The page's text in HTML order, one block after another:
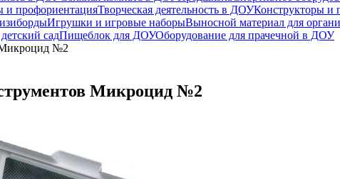
профориентацияТворческая деятельность в ДОУКонструкторы и
Игрушки и игровые наборыВыносной материал для
садПищеблок для ДОУОборудование для прачечной в ДОУ
Микроцид №2
Микроцид №2